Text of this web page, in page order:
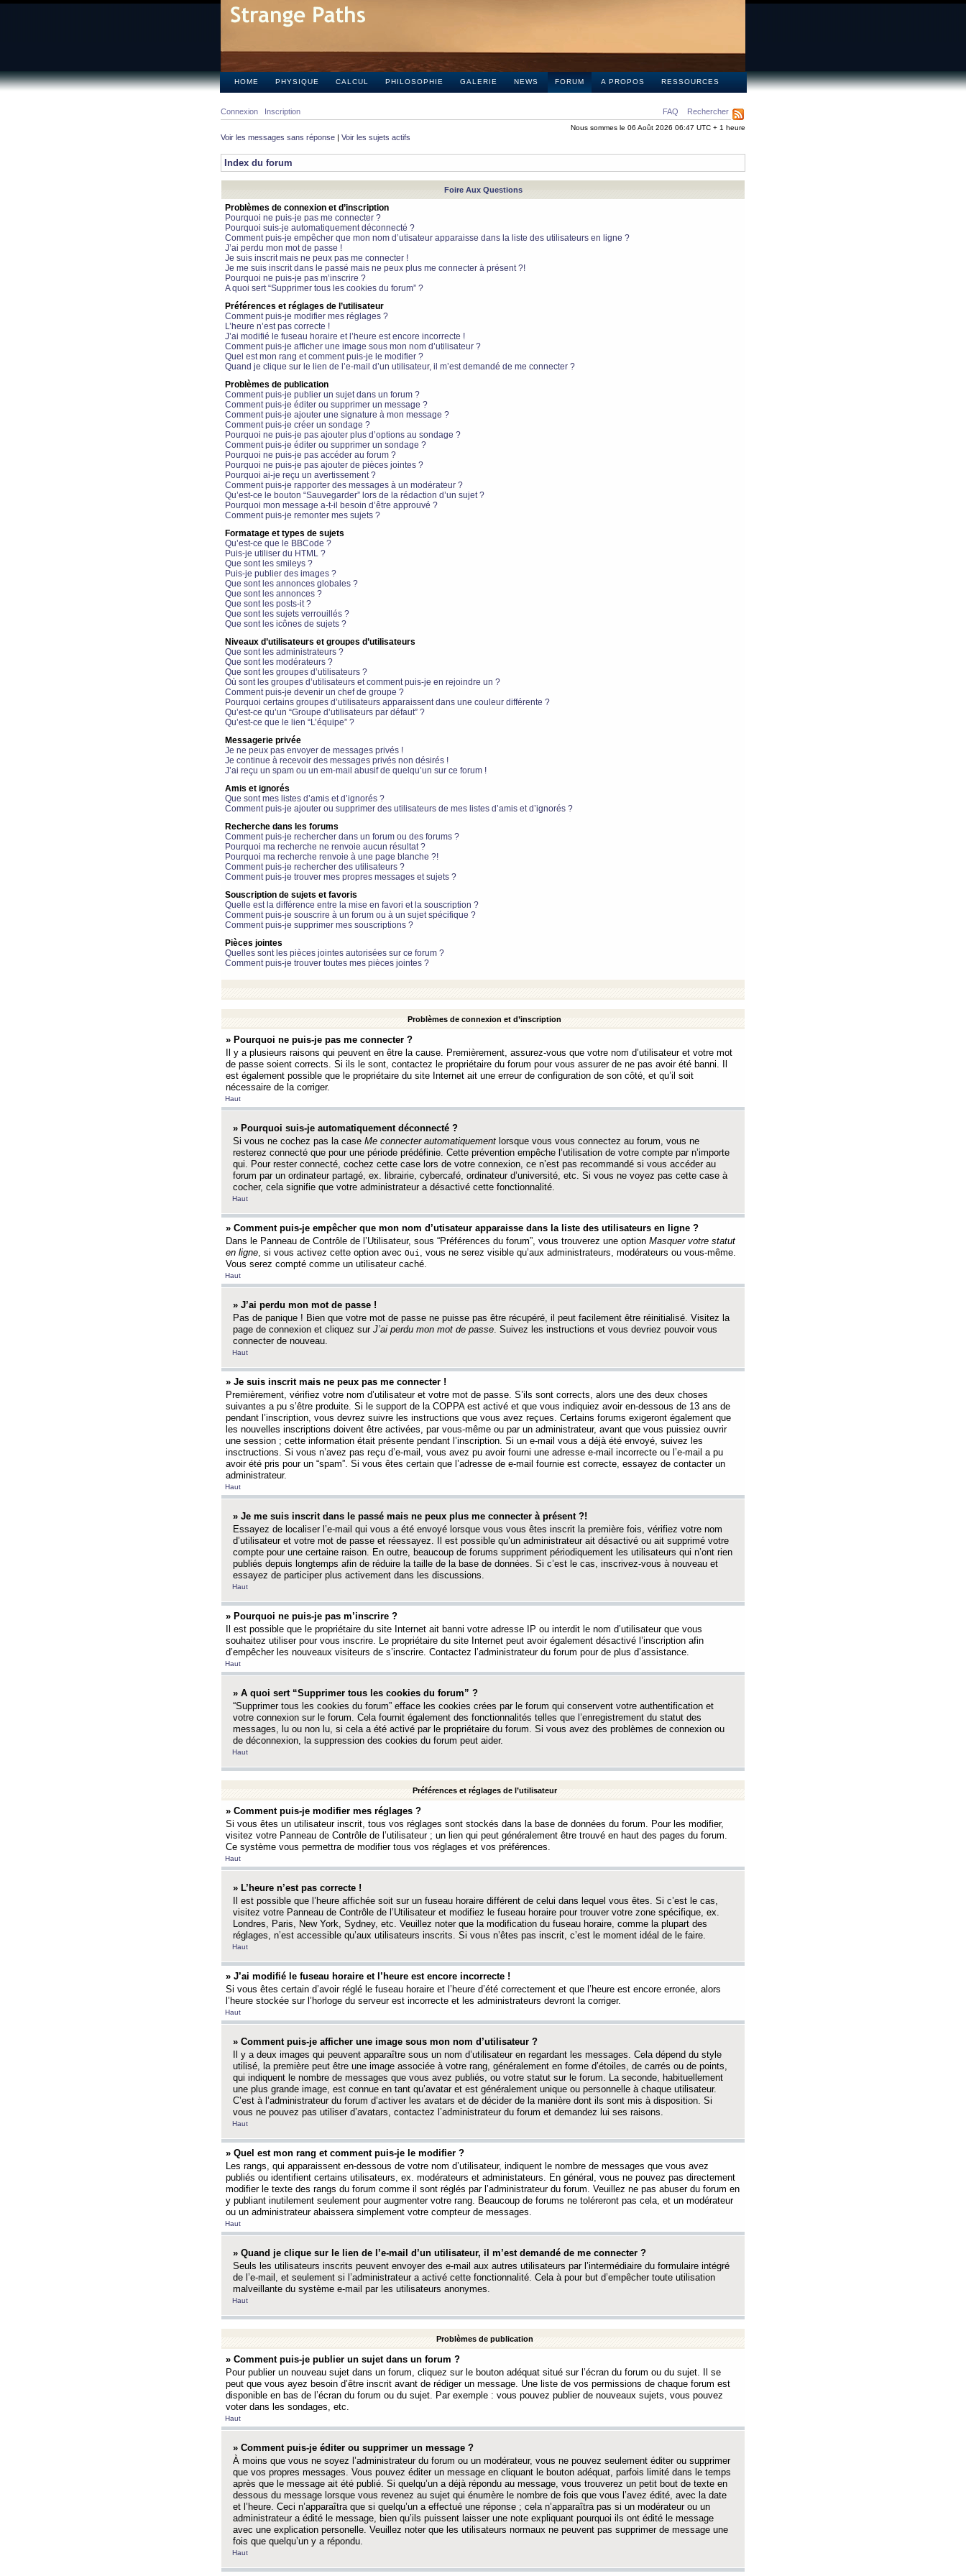
HOME PHYSIQUE CALCUL PHILOSOPHIE GALERIE NEWS FORUM A PROPOS RESSOURCES
FAQ Rechercher
Connexion Inscription
Nous sommes le 06 Août 2026 06:47 UTC + 1 heure
Voir les messages sans réponse | Voir les sujets actifs
Index du forum
Foire Aux Questions
Problèmes de connexion et d’inscription
Pourquoi ne puis-je pas me connecter ?
Pourquoi suis-je automatiquement déconnecté ?
Comment puis-je empêcher que mon nom d’utisateur apparaisse dans la liste des utilisateurs en ligne ?
J’ai perdu mon mot de passe !
Je suis inscrit mais ne peux pas me connecter !
Je me suis inscrit dans le passé mais ne peux plus me connecter à présent ?!
Pourquoi ne puis-je pas m’inscrire ?
A quoi sert “Supprimer tous les cookies du forum” ?
Préférences et réglages de l’utilisateur
Comment puis-je modifier mes réglages ?
L’heure n’est pas correcte !
J’ai modifié le fuseau horaire et l’heure est encore incorrecte !
Comment puis-je afficher une image sous mon nom d’utilisateur ?
Quel est mon rang et comment puis-je le modifier ?
Quand je clique sur le lien de l’e-mail d’un utilisateur, il m’est demandé de me connecter ?
Problèmes de publication
Comment puis-je publier un sujet dans un forum ?
Comment puis-je éditer ou supprimer un message ?
Comment puis-je ajouter une signature à mon message ?
Comment puis-je créer un sondage ?
Pourquoi ne puis-je pas ajouter plus d’options au sondage ?
Comment puis-je éditer ou supprimer un sondage ?
Pourquoi ne puis-je pas accéder au forum ?
Pourquoi ne puis-je pas ajouter de pièces jointes ?
Pourquoi ai-je reçu un avertissement ?
Comment puis-je rapporter des messages à un modérateur ?
Qu’est-ce le bouton “Sauvegarder” lors de la rédaction d’un sujet ?
Pourquoi mon message a-t-il besoin d’être approuvé ?
Comment puis-je remonter mes sujets ?
Formatage et types de sujets
Qu’est-ce que le BBCode ?
Puis-je utiliser du HTML ?
Que sont les smileys ?
Puis-je publier des images ?
Que sont les annonces globales ?
Que sont les annonces ?
Que sont les posts-it ?
Que sont les sujets verrouillés ?
Que sont les icônes de sujets ?
Niveaux d’utilisateurs et groupes d’utilisateurs
Que sont les administrateurs ?
Que sont les modérateurs ?
Que sont les groupes d’utilisateurs ?
Où sont les groupes d’utilisateurs et comment puis-je en rejoindre un ?
Comment puis-je devenir un chef de groupe ?
Pourquoi certains groupes d’utilisateurs apparaissent dans une couleur différente ?
Qu’est-ce qu’un “Groupe d’utilisateurs par défaut” ?
Qu’est-ce que le lien “L’équipe” ?
Messagerie privée
Je ne peux pas envoyer de messages privés !
Je continue à recevoir des messages privés non désirés !
J’ai reçu un spam ou un em-mail abusif de quelqu’un sur ce forum !
Amis et ignorés
Que sont mes listes d’amis et d’ignorés ?
Comment puis-je ajouter ou supprimer des utilisateurs de mes listes d’amis et d’ignorés ?
Recherche dans les forums
Comment puis-je rechercher dans un forum ou des forums ?
Pourquoi ma recherche ne renvoie aucun résultat ?
Pourquoi ma recherche renvoie à une page blanche ?!
Comment puis-je rechercher des utilisateurs ?
Comment puis-je trouver mes propres messages et sujets ?
Souscription de sujets et favoris
Quelle est la différence entre la mise en favori et la souscription ?
Comment puis-je souscrire à un forum ou à un sujet spécifique ?
Comment puis-je supprimer mes souscriptions ?
Pièces jointes
Quelles sont les pièces jointes autorisées sur ce forum ?
Comment puis-je trouver toutes mes pièces jointes ?
Problèmes de connexion et d’inscription
» Pourquoi ne puis-je pas me connecter ?
Il y a plusieurs raisons qui peuvent en être la cause. Premièrement, assurez-vous que votre nom d’utilisateur et votre mot
de passe soient corrects. Si ils le sont, contactez le propriétaire du forum pour vous assurer de ne pas avoir été banni. Il
est également possible que le propriétaire du site Internet ait une erreur de configuration de son côté, et qu’il soit
nécessaire de la corriger.
Haut
» Pourquoi suis-je automatiquement déconnecté ?
Si vous ne cochez pas la case Me connecter automatiquement lorsque vous vous connectez au forum, vous ne
resterez connecté que pour une période prédéfinie. Cette prévention empêche l’utilisation de votre compte par n’importe
qui. Pour rester connecté, cochez cette case lors de votre connexion, ce n’est pas recommandé si vous accéder au
forum par un ordinateur partagé, ex. librairie, cybercafé, ordinateur d’université, etc. Si vous ne voyez pas cette case à
cocher, cela signifie que votre administrateur a désactivé cette fonctionnalité.
Haut
» Comment puis-je empêcher que mon nom d’utisateur apparaisse dans la liste des utilisateurs en ligne ?
Dans le Panneau de Contrôle de l’Utilisateur, sous “Préférences du forum”, vous trouverez une option Masquer votre statut
en ligne, si vous activez cette option avec Oui , vous ne serez visible qu’aux administrateurs, modérateurs ou vous-même.
Vous serez compté comme un utilisateur caché.
Haut
» J’ai perdu mon mot de passe !
Pas de panique ! Bien que votre mot de passe ne puisse pas être récupéré, il peut facilement être réinitialisé. Visitez la
page de connexion et cliquez sur J’ai perdu mon mot de passe. Suivez les instructions et vous devriez pouvoir vous
connecter de nouveau.
Haut
» Je suis inscrit mais ne peux pas me connecter !
Premièrement, vérifiez votre nom d’utilisateur et votre mot de passe. S’ils sont corrects, alors une des deux choses
suivantes a pu s’être produite. Si le support de la COPPA est activé et que vous indiquiez avoir en-dessous de 13 ans de
pendant l’inscription, vous devrez suivre les instructions que vous avez reçues. Certains forums exigeront également que
les nouvelles inscriptions doivent être activées, par vous-même ou par un administrateur, avant que vous puissiez ouvrir
une session ; cette information était présente pendant l’inscription. Si un e-mail vous a déjà été envoyé, suivez les
insctructions. Si vous n’avez pas reçu d’e-mail, vous avez pu avoir fourni une adresse e-mail incorrecte ou l’e-mail a pu
avoir été pris pour un “spam”. Si vous êtes certain que l’adresse de e-mail fournie est correcte, essayez de contacter un
administrateur.
Haut
» Je me suis inscrit dans le passé mais ne peux plus me connecter à présent ?!
Essayez de localiser l’e-mail qui vous a été envoyé lorsque vous vous êtes inscrit la première fois, vérifiez votre nom
d’utilisateur et votre mot de passe et réessayez. Il est possible qu’un administrateur ait désactivé ou ait supprimé votre
compte pour une certaine raison. En outre, beaucoup de forums suppriment périodiquement les utilisateurs qui n’ont rien
publiés depuis longtemps afin de réduire la taille de la base de données. Si c’est le cas, inscrivez-vous à nouveau et
essayez de participer plus activement dans les discussions.
Haut
» Pourquoi ne puis-je pas m’inscrire ?
Il est possible que le propriétaire du site Internet ait banni votre adresse IP ou interdit le nom d’utilisateur que vous
souhaitez utiliser pour vous inscrire. Le propriétaire du site Internet peut avoir également désactivé l’inscription afin
d’empêcher les nouveaux visiteurs de s’inscrire. Contactez l’administrateur du forum pour de plus d’assistance.
Haut
» A quoi sert “Supprimer tous les cookies du forum” ?
“Supprimer tous les cookies du forum” efface les cookies crées par le forum qui conservent votre authentification et
votre connexion sur le forum. Cela fournit également des fonctionnalités telles que l’enregistrement du statut des
messages, lu ou non lu, si cela a été activé par le propriétaire du forum. Si vous avez des problèmes de connexion ou
de déconnexion, la suppression des cookies du forum peut aider.
Haut
Préférences et réglages de l’utilisateur
» Comment puis-je modifier mes réglages ?
Si vous êtes un utilisateur inscrit, tous vos réglages sont stockés dans la base de données du forum. Pour les modifier,
visitez votre Panneau de Contrôle de l’utilisateur ; un lien qui peut généralement être trouvé en haut des pages du forum.
Ce système vous permettra de modifier tous vos réglages et vos préférences.
Haut
» L’heure n’est pas correcte !
Il est possible que l’heure affichée soit sur un fuseau horaire différent de celui dans lequel vous êtes. Si c’est le cas,
visitez votre Panneau de Contrôle de l’Utilisateur et modifiez le fuseau horaire pour trouver votre zone spécifique, ex.
Londres, Paris, New York, Sydney, etc. Veuillez noter que la modification du fuseau horaire, comme la plupart des
réglages, n’est accessible qu’aux utilisateurs inscrits. Si vous n’êtes pas inscrit, c’est le moment idéal de le faire.
Haut
» J’ai modifié le fuseau horaire et l’heure est encore incorrecte !
Si vous êtes certain d’avoir réglé le fuseau horaire et l’heure d’été correctement et que l’heure est encore erronée, alors
l’heure stockée sur l’horloge du serveur est incorrecte et les administrateurs devront la corriger.
Haut
» Comment puis-je afficher une image sous mon nom d’utilisateur ?
Il y a deux images qui peuvent apparaître sous un nom d’utilisateur en regardant les messages. Cela dépend du style
utilisé, la première peut être une image associée à votre rang, généralement en forme d’étoiles, de carrés ou de points,
qui indiquent le nombre de messages que vous avez publiés, ou votre statut sur le forum. La seconde, habituellement
une plus grande image, est connue en tant qu’avatar et est généralement unique ou personnelle à chaque utilisateur.
C’est à l’administrateur du forum d’activer les avatars et de décider de la manière dont ils sont mis à disposition. Si
vous ne pouvez pas utiliser d’avatars, contactez l’administrateur du forum et demandez lui ses raisons.
Haut
» Quel est mon rang et comment puis-je le modifier ?
Les rangs, qui apparaissent en-dessous de votre nom d’utilisateur, indiquent le nombre de messages que vous avez
publiés ou identifient certains utilisateurs, ex. modérateurs et administateurs. En général, vous ne pouvez pas directement
modifier le texte des rangs du forum comme il sont réglés par l’administrateur du forum. Veuillez ne pas abuser du forum en
y publiant inutilement seulement pour augmenter votre rang. Beaucoup de forums ne toléreront pas cela, et un modérateur
ou un administrateur abaissera simplement votre compteur de messages.
Haut
» Quand je clique sur le lien de l’e-mail d’un utilisateur, il m’est demandé de me connecter ?
Seuls les utilisateurs inscrits peuvent envoyer des e-mail aux autres utilisateurs par l’intermédiaire du formulaire intégré
de l’e-mail, et seulement si l’administrateur a activé cette fonctionnalité. Cela à pour but d’empêcher toute utilisation
malveillante du système e-mail par les utilisateurs anonymes.
Haut
Problèmes de publication
» Comment puis-je publier un sujet dans un forum ?
Pour publier un nouveau sujet dans un forum, cliquez sur le bouton adéquat situé sur l’écran du forum ou du sujet. Il se
peut que vous ayez besoin d’être inscrit avant de rédiger un message. Une liste de vos permissions de chaque forum est
disponible en bas de l’écran du forum ou du sujet. Par exemple : vous pouvez publier de nouveaux sujets, vous pouvez
voter dans les sondages, etc.
Haut
» Comment puis-je éditer ou supprimer un message ?
À moins que vous ne soyez l’administrateur du forum ou un modérateur, vous ne pouvez seulement éditer ou supprimer
que vos propres messages. Vous pouvez éditer un message en cliquant le bouton adéquat, parfois limité dans le temps
après que le message ait été publié. Si quelqu’un a déjà répondu au message, vous trouverez un petit bout de texte en
dessous du message lorsque vous revenez au sujet qui énumère le nombre de fois que vous l’avez édité, avec la date
et l’heure. Ceci n’apparaîtra que si quelqu’un a effectué une réponse ; cela n’apparaîtra pas si un modérateur ou un
administrateur a édité le message, bien qu’ils puissent laisser une note expliquant pourquoi ils ont édité le message
avec une explication personelle. Veuillez noter que les utilisateurs normaux ne peuvent pas supprimer de message une
fois que quelqu’un y a répondu.
Haut